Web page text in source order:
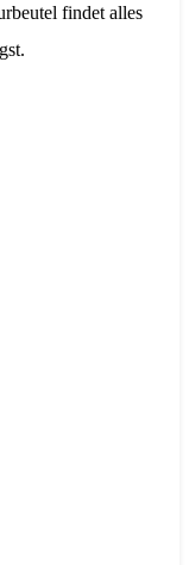
findet alles